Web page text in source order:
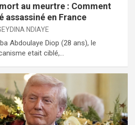
au meurtre : Comment
assassiné en France
NDIAYE
Abdoulaye Diop (28 ans), le
etait ciblé,…